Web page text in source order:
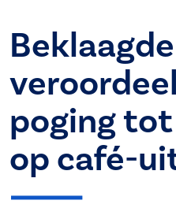
Beklaagde
poging
op café-